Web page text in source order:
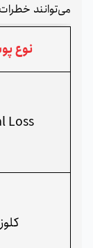
می‌توانند
نوع
Loss
کلوز A